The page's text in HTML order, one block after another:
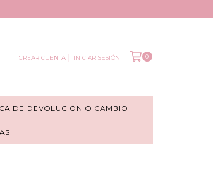
CREAR CUENTA INICIAR SESIÓN 0
DE DEVOLUCIÓN O CAMBIO